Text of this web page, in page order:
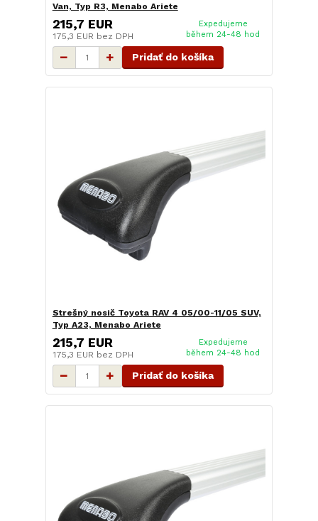
Van, Typ R3, Menabo Ariete
215,7 EUR
175,3 EUR bez DPH
Expedujeme
během 24-48 hod
Pridať do košíka
Strešný nosič Toyota RAV 4 05/00-11/05 SUV,
Typ A23, Menabo Ariete
215,7 EUR
175,3 EUR bez DPH
Expedujeme
během 24-48 hod
Pridať do košíka